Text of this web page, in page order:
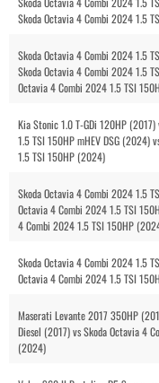
Skoda Octavia 4 Combi 2024 1.5
Skoda Octavia 4 Combi 2024 1.5
Skoda Octavia 4 Combi 2024 1.5
Octavia 4 Combi 2024 1.5 TSI
Kia Stonic 1.0 T-GDi 120HP
1.5 TSI 150HP mHEV DSG (2024)
1.5 TSI 150HP (2024)
Skoda Octavia 4 Combi 2024 1.5
Octavia 4 Combi 2024 1.5 TSI
4 Combi 2024 1.5 TSI 150HP
Skoda Octavia 4 Combi 2024 1.5
Octavia 4 Combi 2024 1.5 TSI
Maserati Levante 2017 350HP
Diesel (2017) vs Skoda Octavia 4
(2024)